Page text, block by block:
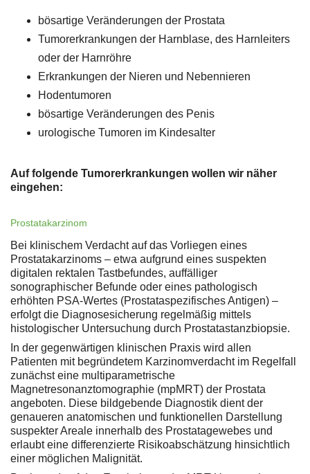
bösartige Veränderungen der Prostata
Tumorerkrankungen der Harnblase, des Harnleiters
oder der Harnröhre
Erkrankungen der Nieren und Nebennieren
Hodentumoren
bösartige Veränderungen des Penis
urologische Tumoren im Kindesalter
Auf folgende Tumorerkrankungen wollen wir näher
eingehen:
Prostatakarzinom
Bei klinischem Verdacht auf das Vorliegen eines
Prostatakarzinoms – etwa aufgrund eines suspekten
digitalen rektalen Tastbefundes, auffälliger
sonographischer Befunde oder eines pathologisch
erhöhten PSA-Wertes (Prostataspezifisches Antigen) –
erfolgt die Diagnosesicherung regelmäßig mittels
histologischer Untersuchung durch Prostatastanzbiopsie.
In der gegenwärtigen klinischen Praxis wird allen
Patienten mit begründetem Karzinomverdacht im Regelfall
zunächst eine multiparametrische
Magnetresonanztomographie (mpMRT) der Prostata
angeboten. Diese bildgebende Diagnostik dient der
genaueren anatomischen und funktionellen Darstellung
suspekter Areale innerhalb des Prostatagewebes und
erlaubt eine differenzierte Risikoabschätzung hinsichtlich
einer möglichen Malignität.